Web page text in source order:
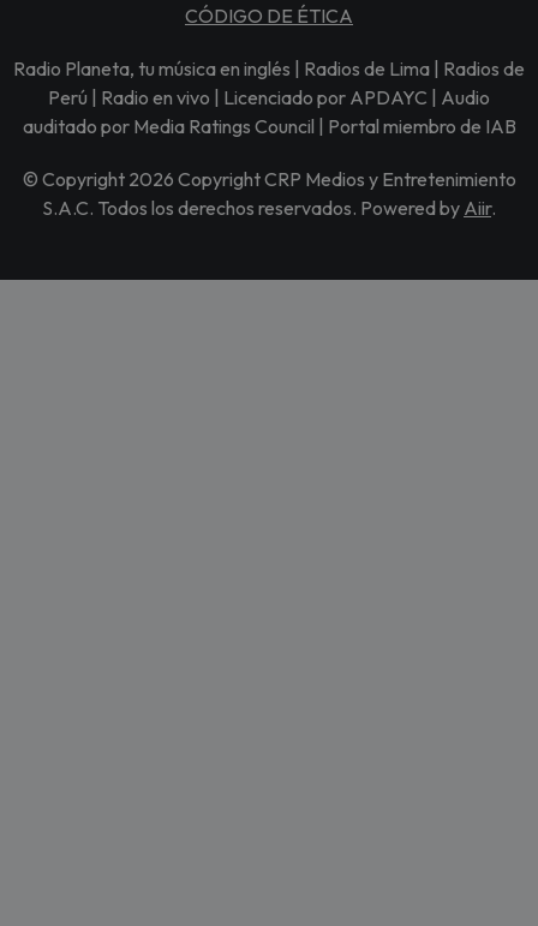
CÓDIGO DE ÉTICA
Radio Planeta, tu música en inglés | Radios de Lima | Radios de
Perú | Radio en vivo | Licenciado por APDAYC | Audio
auditado por Media Ratings Council | Portal miembro de IAB
© Copyright 2026 Copyright CRP Medios y Entretenimiento
S.A.C. Todos los derechos reservados. Powered by Aiir.